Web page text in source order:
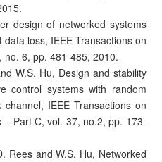
design of networked systems
loss, IEEE Transactions on
no. 6, pp. 481-485, 2010.
W.S. Hu, Design and stability
control systems with random
IEEE Transactions on
Part C, vol. 37, no.2, pp. 173-
Rees and W.S. Hu, Networked